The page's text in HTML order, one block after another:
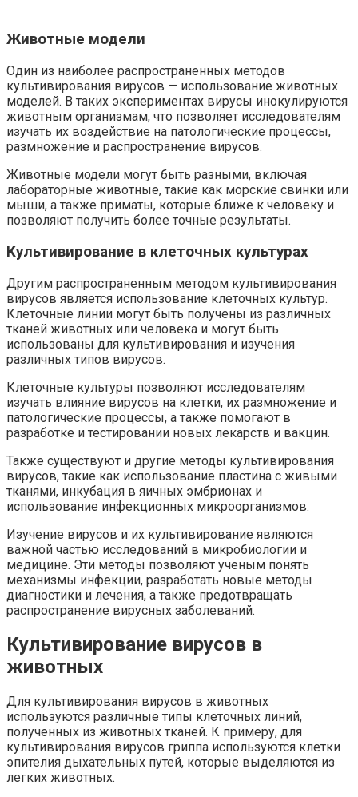
Животные модели
Один из наиболее распространенных методов
культивирования вирусов — использование животных
моделей. В таких экспериментах вирусы инокулируются
животным организмам, что позволяет исследователям
изучать их воздействие на патологические процессы,
размножение и распространение вирусов.
Животные модели могут быть разными, включая
лабораторные животные, такие как морские свинки или
мыши, а также приматы, которые ближе к человеку и
позволяют получить более точные результаты.
Культивирование в клеточных культурах
Другим распространенным методом культивирования
вирусов является использование клеточных культур.
Клеточные линии могут быть получены из различных
тканей животных или человека и могут быть
использованы для культивирования и изучения
различных типов вирусов.
Клеточные культуры позволяют исследователям
изучать влияние вирусов на клетки, их размножение и
патологические процессы, а также помогают в
разработке и тестировании новых лекарств и вакцин.
Также существуют и другие методы культивирования
вирусов, такие как использование пластина с живыми
тканями, инкубация в яичных эмбрионах и
использование инфекционных микроорганизмов.
Изучение вирусов и их культивирование являются
важной частью исследований в микробиологии и
медицине. Эти методы позволяют ученым понять
механизмы инфекции, разработать новые методы
диагностики и лечения, а также предотвращать
распространение вирусных заболеваний.
Культивирование вирусов в
животных
Для культивирования вирусов в животных
используются различные типы клеточных линий,
полученных из животных тканей. К примеру, для
культивирования вирусов гриппа используются клетки
эпителия дыхательных путей, которые выделяются из
легких животных.